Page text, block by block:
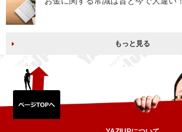
もっと見る